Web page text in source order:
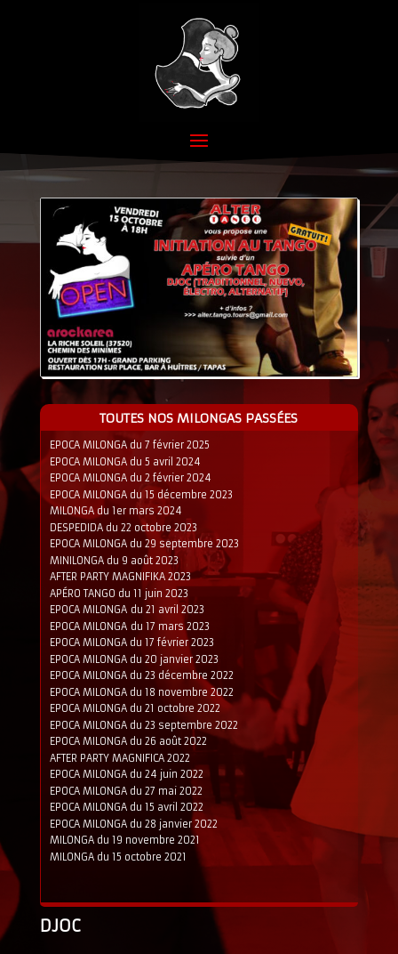
TOUTES NOS MILONGAS PASSÉES
EPOCA MILONGA du 7 février 2025
EPOCA MILONGA du 5 avril 2024
EPOCA MILONGA du 2 février 2024
EPOCA MILONGA du 15 décembre 2023
MILONGA du 1er mars 2024
DESPEDIDA du 22 octobre 2023
EPOCA MILONGA du 29 septembre 2023
MINILONGA du 9 août 2023
AFTER PARTY MAGNIFIKA 2023
APÉRO TANGO du 11 juin 2023
EPOCA MILONGA du 21 avril 2023
EPOCA MILONGA du 17 mars 2023
EPOCA MILONGA du 17 février 2023
EPOCA MILONGA du 20 janvier 2023
EPOCA MILONGA du 23 décembre 2022
EPOCA MILONGA du 18 novembre 2022
EPOCA MILONGA du 21 octobre 2022
EPOCA MILONGA du 23 septembre 2022
EPOCA MILONGA du 26 août 2022
AFTER PARTY MAGNIFICA 2022
EPOCA MILONGA du 24 juin 2022
EPOCA MILONGA du 27 mai 2022
EPOCA MILONGA du 15 avril 2022
EPOCA MILONGA du 28 janvier 2022
MILONGA du 19 novembre 2021
MILONGA du 15 octobre 2021
DJOC